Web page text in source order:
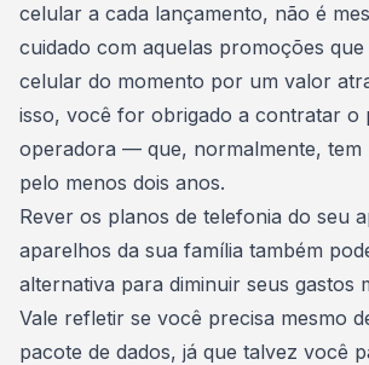
celular a cada lançamento, não é
cuidado com aquelas promoções
celular do momento por um valor
isso, você for obrigado a contratar o
operadora — que, normalmente, tem
pelo menos dois anos.
Rever os planos de telefonia do seu
aparelhos da sua família também
alternativa para diminuir seus gastos
Vale refletir se você precisa mesmo
pacote de dados, já que talvez você